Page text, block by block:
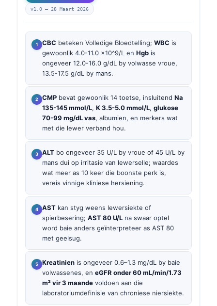
v1.0 — 28 Maart 2026
CBC beteken Volledige Bloedtelling; WBC is
gewoonlik 4.0-11.0 x10^9/L en Hgb is
ongeveer 12.0-16.0 g/dL by volwasse vroue,
13.5-17.5 g/dL by mans.
CMP bevat gewoonlik 14 toetse, insluitend Na
135-145 mmol/L, K 3.5-5.0 mmol/L, glukose
70-99 mg/dL vas, albumien, en merkers wat
met die lewer verband hou.
ALT bo ongeveer 35 U/L by vroue of 45 U/L by
mans dui op irritasie van lewerselle; waardes
wat meer as 10 keer die boonste perk is,
vereis vinnige kliniese hersiening.
AST kan styg weens lewersiekte of
spierbesering; AST 80 U/L na swaar optel
word baie anders geïnterpreteer as AST 80
met geelsug.
Kreatinien is ongeveer 0.6–1.3 mg/dL by baie
volwassenes, en eGFR onder 60 mL/min/1.73
m² vir 3 maande voldoen aan die
laboratoriumdefinisie van chroniese niersiekte.